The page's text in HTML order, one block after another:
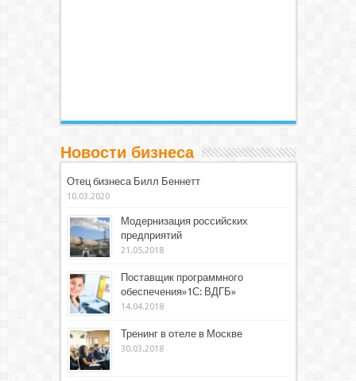
Новости бизнеса
Отец бизнеса Билл Беннетт
10.03.2020
Модернизация российских
предприятий
21.05.2018
Поставщик программного
обеспечения»1С: ВДГБ»
14.04.2018
Тренинг в отеле в Москве
30.03.2018